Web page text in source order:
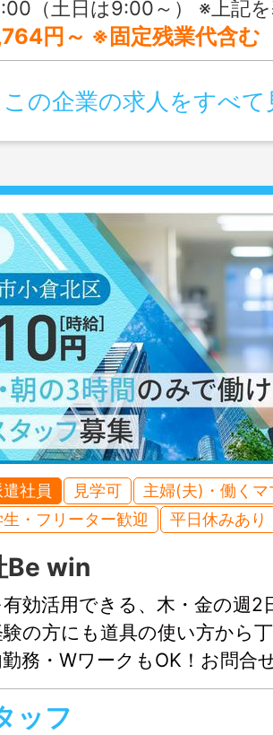
は9:00～） ※上記を基本として、週44時間以
円～ ※固定残業代含む
この企業の求人をすべて
社員 見学可
主婦(夫)・働くマ
生・フリーター歓迎
平日休みあり
Be win
効活用できる、木・金の週2
の方にも道具の使い方から
務・WワークもOK！お問合
ょぶる福岡までお気軽にご
ッフ